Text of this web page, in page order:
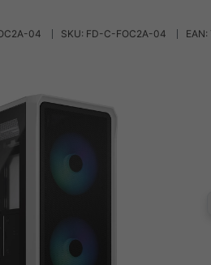
04 SKU: FD-C-FOC2A-04